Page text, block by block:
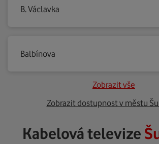
B. Václavka
Balbínova
Zobrazit vše
Zobrazit dostupnost v městu
Kabelová televize